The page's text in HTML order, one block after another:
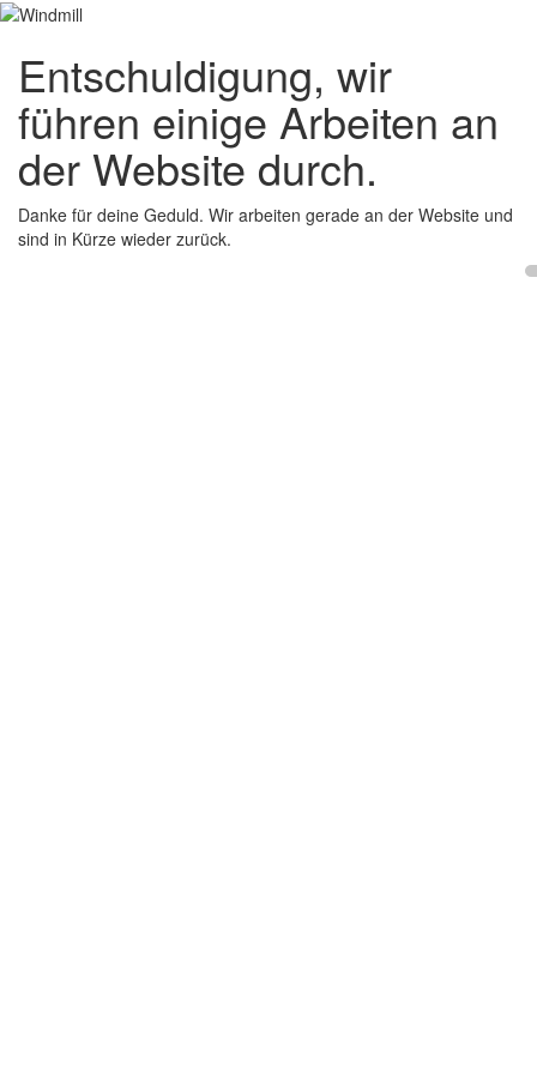
Entschuldigung, wir
führen einige Arbeiten an
der Website durch.
Danke für deine Geduld. Wir arbeiten gerade an der Website und
sind in Kürze wieder zurück.